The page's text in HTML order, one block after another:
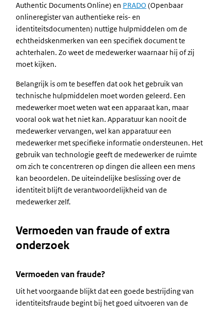
Authentic Documents Online) en PRADO (Openbaar
onlineregister van authentieke reis- en
identiteitsdocumenten) nuttige hulpmiddelen om de
echtheidskenmerken van een specifiek document te
achterhalen. Zo weet de medewerker waarnaar hij of zij
moet kijken.
Belangrijk is om te beseffen dat ook het gebruik van
technische hulpmiddelen moet worden geleerd. Een
medewerker moet weten wat een apparaat kan, maar
vooral ook wat het niet kan. Apparatuur kan nooit de
medewerker vervangen, wel kan apparatuur een
medewerker met specifieke informatie ondersteunen. Het
gebruik van technologie geeft de medewerker de ruimte
om zich te concentreren op dingen die alleen een mens
kan beoordelen. De uiteindelijke beslissing over de
identiteit blijft de verantwoordelijkheid van de
medewerker zelf.
Vermoeden van fraude of extra
onderzoek
Vermoeden van fraude?
Uit het voorgaande blijkt dat een goede bestrijding van
identiteitsfraude begint bij het goed uitvoeren van de